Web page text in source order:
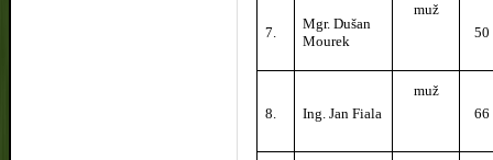
7.
Mgr. Dušan
Mourek
muž
50
8. Ing. Jan Fiala
muž
66